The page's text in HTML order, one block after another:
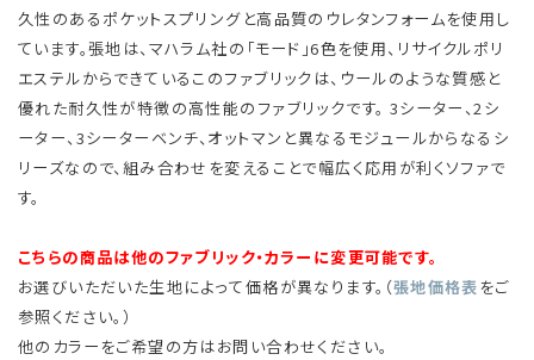
久性のあるポケットスプリングと高品質のウレタンフォームを使用し
ています。張地は、マハラム社の「モード」6色を使用、リサイクルポリ
エステルからできているこのファブリックは、ウールのような質感と
優れた耐久性が特徴の高性能のファブリックです。 3シーター、2シ
ーター、3シーターベンチ、オットマンと異なるモジュールからなるシ
リーズなので、組み合わせを変えることで幅広く応用が利くソファで
す。
こちらの商品は他のファブリック・カラーに変更可能です。
お選びいただいた生地によって価格が異なります。（張地価格表をご
参照ください。）
他のカラーをご希望の方はお問い合わせください。